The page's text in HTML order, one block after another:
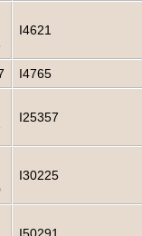
I4621
I4765
I25357
I30225
I50291